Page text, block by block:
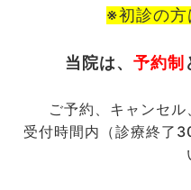
※初診の
当院は、予約制
ご予約、キャンセル
受付時間内（診療終了